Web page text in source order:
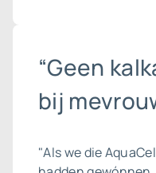
“Geen
bij
"Als we die